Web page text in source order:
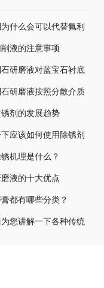
什么会可以代替氟利
液的注意事项
研磨液对蓝宝石衬底
是否有作用
研磨液按照分散介质
剂的发展趋势
应该如何使用除锈剂
机理是什么？
液的十大优点
都有哪些分类？
您讲解一下各种传统